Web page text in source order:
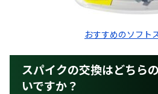
おすすめのソフト
スパイクの交換はどちら
いですか？